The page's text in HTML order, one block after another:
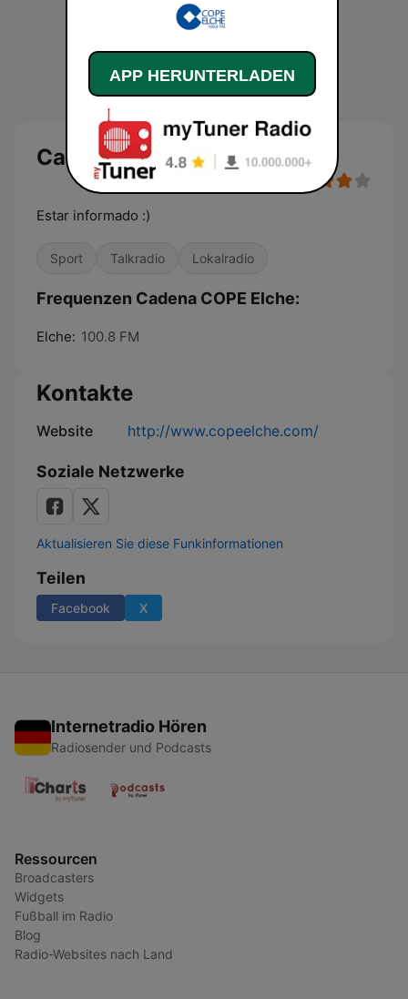
Cadena COPE Elche
Estar informado :)
Sport Talkradio Lokalradio
Frequenzen Cadena COPE Elche:
Elche: 100.8 FM
Kontakte
Website http://www.copeelche.com/
Soziale Netzwerke
Aktualisieren Sie diese Funkinformationen
Teilen
Facebook X
Internetradio Hören
Radiosender und Podcasts
Ressourcen
Broadcasters
Widgets
Fußball im Radio
Blog
Radio-Websites nach Land
APP HERUNTERLADEN